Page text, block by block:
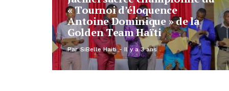
« Tournoi d’éloquence
Antoine Dominique » de la
Golden Team Haïti
Par SiBelle Haiti Il y a 3 ans